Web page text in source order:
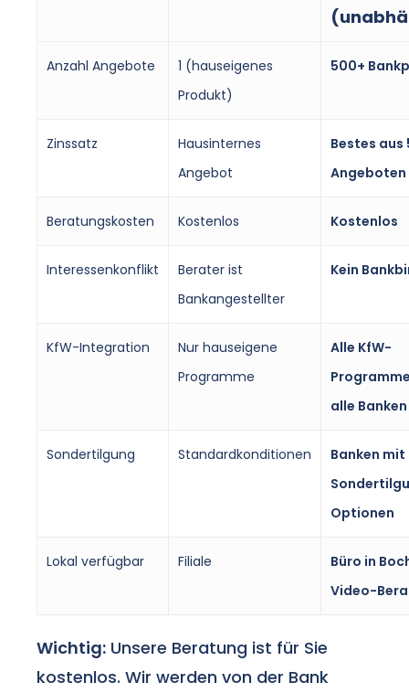
Anzahl Angebote
1 (hauseigenes
Produkt)
500+
Zinssatz
Hausinternes
Angebot
Bestes aus
Angeboten
Beratungskosten Kostenlos Kostenlos
Interessenkonflikt
Berater ist
Bankangestellter
Kein
KfW-Integration
Nur hauseigene
Programme
Alle KfW-
alle Banken
Sondertilgung Standardkonditionen
Banken
Optionen
Lokal verfügbar Filiale
Büro in
Video-
Wichtig: Unsere Beratung ist für Sie
kostenlos. Wir werden von der Bank